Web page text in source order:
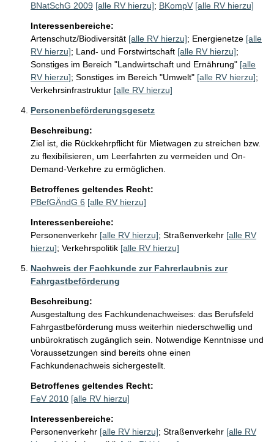
BNatSchG 2009 [alle RV hierzu]; BKompV [alle RV hierzu]
Interessenbereiche:
Artenschutz/Biodiversität [alle RV hierzu]; Energienetze [alle
RV hierzu]; Land- und Forstwirtschaft [alle RV hierzu];
Sonstiges im Bereich "Landwirtschaft und Ernährung" [alle
RV hierzu]; Sonstiges im Bereich "Umwelt" [alle RV hierzu];
Verkehrsinfrastruktur [alle RV hierzu]
Personenbeförderungsgesetz
Beschreibung:
Ziel ist, die Rückkehrpflicht für Mietwagen zu streichen bzw.
zu flexibilisieren, um Leerfahrten zu vermeiden und On-
Demand-Verkehre zu ermöglichen.
Betroffenes geltendes Recht:
PBefGÄndG 6 [alle RV hierzu]
Interessenbereiche:
Personenverkehr [alle RV hierzu]; Straßenverkehr [alle RV
hierzu]; Verkehrspolitik [alle RV hierzu]
Nachweis der Fachkunde zur Fahrerlaubnis zur
Fahrgastbeförderung
Beschreibung:
Ausgestaltung des Fachkundenachweises: das Berufsfeld
Fahrgastbeförderung muss weiterhin niederschwellig und
unbürokratisch zugänglich sein. Notwendige Kenntnisse und
Voraussetzungen sind bereits ohne einen
Fachkundenachweis sichergestellt.
Betroffenes geltendes Recht:
FeV 2010 [alle RV hierzu]
Interessenbereiche:
Personenverkehr [alle RV hierzu]; Straßenverkehr [alle RV